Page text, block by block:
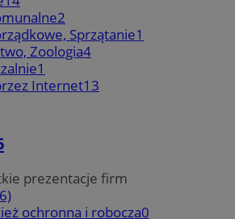
2
Sprzątanie1
Zoologia4
1
Internet13
prezentacje firm
ochronna i robocza0